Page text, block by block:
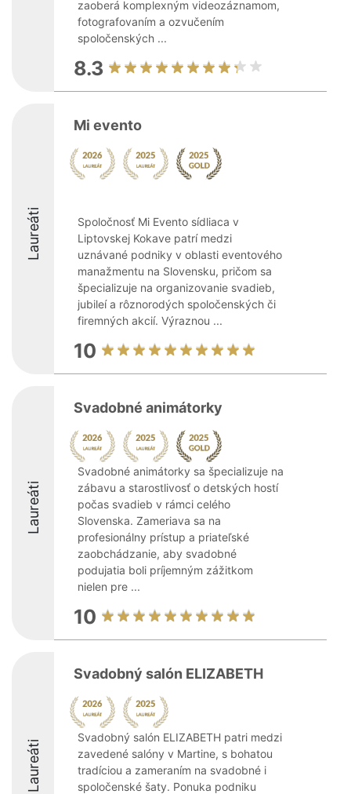
zaoberá komplexným videozáznamom,
fotografovaním a ozvučením
spoločenských ...
8.3
Laureáti
Mi evento
Spoločnosť Mi Evento sídliaca v
Liptovskej Kokave patrí medzi
uznávané podniky v oblasti eventového
manažmentu na Slovensku, pričom sa
špecializuje na organizovanie svadieb,
jubileí a rôznorodých spoločenských či
firemných akcií. Výraznou ...
10
Laureáti
Svadobné animátorky
Svadobné animátorky sa špecializuje na
zábavu a starostlivosť o detských hostí
počas svadieb v rámci celého
Slovenska. Zameriava sa na
profesionálny prístup a priateľské
zaobchádzanie, aby svadobné
podujatia boli príjemným zážitkom
nielen pre ...
10
Laureáti
Svadobný salón ELIZABETH
Svadobný salón ELIZABETH patri medzi
zavedené salóny v Martine, s bohatou
tradíciou a zameraním na svadobné i
spoločenské šaty. Ponuka podniku